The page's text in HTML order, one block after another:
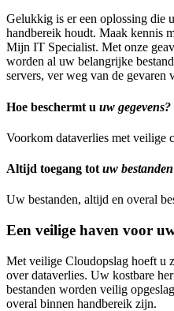
Gelukkig is er een oplossing die
handbereik houdt. Maak kennis
Mijn IT Specialist. Met onze
worden al uw belangrijke
servers, ver weg van de gevaren
Hoe beschermt u uw gegevens?
Voorkom dataverlies met veilige
Altijd toegang tot uw bestanden
Uw bestanden, altijd en overal
Een veilige haven voor
Met veilige Cloudopslag hoeft u
over dataverlies. Uw kostbare
bestanden worden veilig
overal binnen handbereik zijn.